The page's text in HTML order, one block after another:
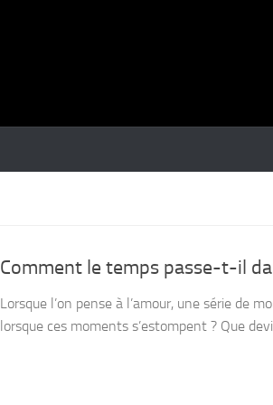
Comment le temps passe-t-il
Lorsque l’on pense à l’amour, une série de
lorsque ces moments s’estompent ? Que